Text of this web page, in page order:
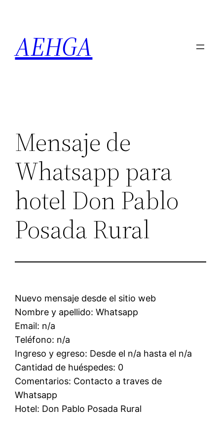
contenido
AEHGA
Mensaje de
Whatsapp para
hotel Don Pablo
Posada Rural
Nuevo mensaje desde el sitio web
Nombre y apellido: Whatsapp
Email: n/a
Teléfono: n/a
Ingreso y egreso: Desde el n/a hasta el n/a
Cantidad de huéspedes: 0
Comentarios: Contacto a traves de
Whatsapp
Hotel: Don Pablo Posada Rural